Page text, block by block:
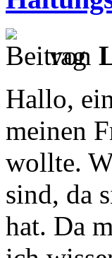
von
Hallo,
meinen
wollte.
sind, da
hat. Da